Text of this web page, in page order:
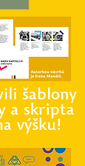
šablony
a skripta
výšku!